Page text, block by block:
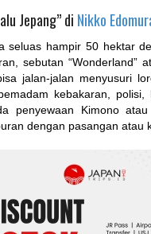
Jepang” di Nikko
seluas hampir 50 hektar
sebutan “Wonderland”
jalan-jalan menyusuri
kebakaran,
penyewaan Kimono
dengan pasangan atau